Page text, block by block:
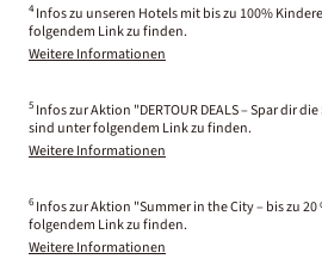
4 Infos zu unseren Hotels mit bis zu 100%
folgendem Link zu finden.
Weitere Informationen
5 Infos zur Aktion "DERTOUR DEALS – Spar dir
sind unter folgendem Link zu finden.
Weitere Informationen
6 Infos zur Aktion "Summer in the City – bis zu
folgendem Link zu finden.
Weitere Informationen